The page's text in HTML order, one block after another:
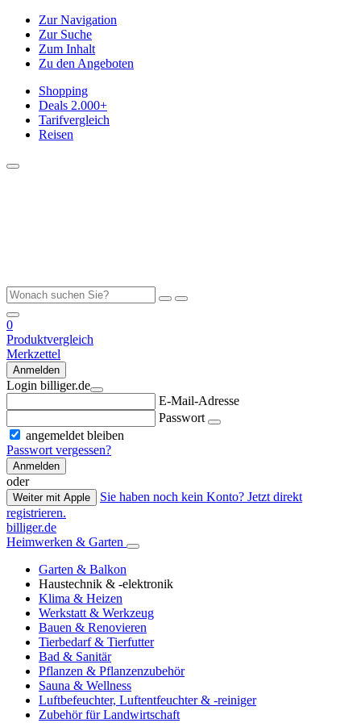
Zur Navigation
Zur Suche
Zum Inhalt
Zu den Angeboten
Shopping
Deals 2.000+
Tarifvergleich
Reisen
0
Produktvergleich
Merkzettel
Anmelden
Login billiger.de
E-Mail-Adresse
Passwort
angemeldet bleiben
Passwort vergessen?
Anmelden
oder
Weiter mit Apple
Sie haben noch kein Konto? Jetzt direkt
registrieren.
billiger.de
Heimwerken & Garten
Garten & Balkon
Haustechnik & -elektronik
Klima & Heizen
Werkstatt & Werkzeug
Bauen & Renovieren
Tierbedarf & Tierfutter
Bad & Sanitär
Pflanzen & Pflanzenzubehör
Sauna & Wellness
Luftbefeuchter, Luftentfeuchter & -reiniger
Zubehör für Landwirtschaft